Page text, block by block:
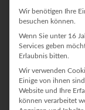
Wir benötigen Ihre
besuchen können.
Wenn Sie unter 16
Services geben
Erlaubnis bitten.
Wir verwenden
Einige von ihnen
Website und Ihre
können verarbeitet